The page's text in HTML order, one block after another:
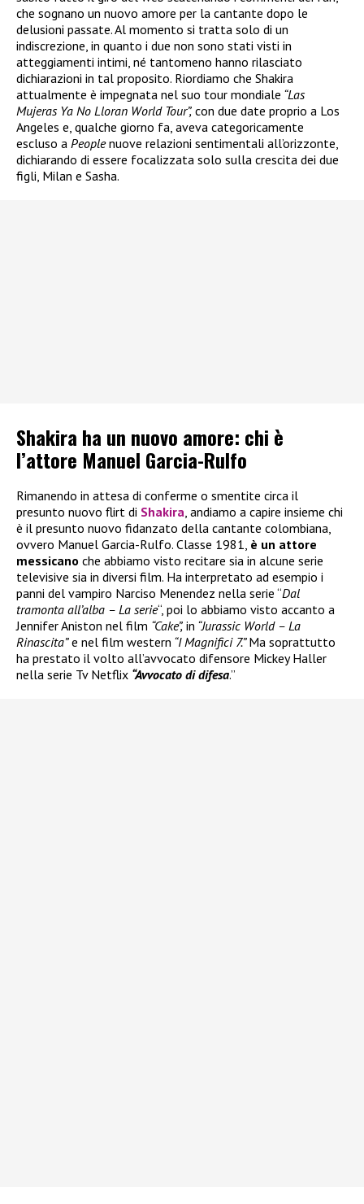
che sognano un nuovo amore per la cantante dopo le
delusioni passate. Al momento si tratta solo di un
indiscrezione, in quanto i due non sono stati visti in
atteggiamenti intimi, né tantomeno hanno rilasciato
dichiarazioni in tal proposito. Riordiamo che Shakira
attualmente è impegnata nel suo tour mondiale “Las
Mujeras Ya No Lloran World Tour”, con due date proprio a Los
Angeles e, qualche giorno fa, aveva categoricamente
escluso a Peoplenuove relazioni sentimentali all’orizzonte,
dichiarando di essere focalizzata solo sulla crescita dei due
figli, Milan e Sasha.
Shakira ha un nuovo amore: chi è
l’attore Manuel Garcia-Rulfo
Rimanendo in attesa di conferme o smentite circa il
presunto nuovo flirt di Shakira , andiamo a capire insieme chi
è il presunto nuovo fidanzato della cantante colombiana,
ovvero Manuel Garcia-Rulfo. Classe 1981, è un attore
messicano che abbiamo visto recitare sia in alcune serie
televisive sia in diversi film. Ha interpretato ad esempio i
panni del vampiro Narciso Menendez nella serie “Dal
tramonta all’alba – La serie“, poi lo abbiamo visto accanto a
Jennifer Aniston nel film “Cake”, in “Jurassic World – La
Rinascita”e nel film western “I Magnifici 7.”Ma soprattutto
ha prestato il volto all’avvocato difensore Mickey Haller
nella serie Tv Netflix “Avvocato di difesa.”